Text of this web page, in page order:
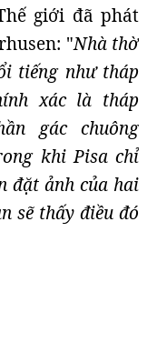
giới đã phát
"Nhà thờ
tiếng như tháp
xác là tháp
gác chuông
khi Pisa chỉ
đặt ảnh của hai
sẽ thấy điều đó